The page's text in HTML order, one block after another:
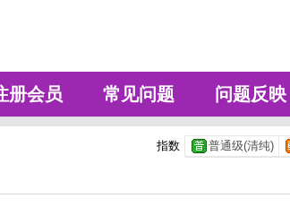
册会员 常见问题 问题反映
指数 普通级(清纯)